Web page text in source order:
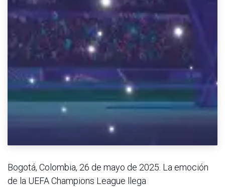
Bogotá, Colombia, 26 de mayo de 2025. La emoción
de la UEFA Champions League llega